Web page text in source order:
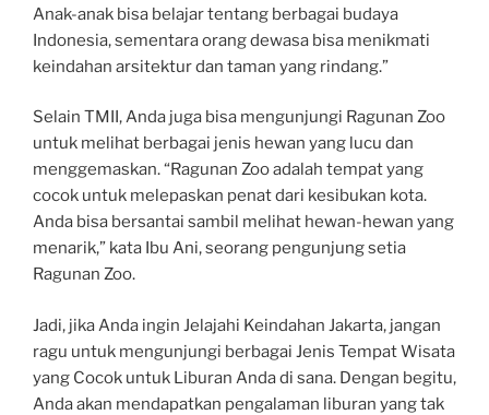
Anak-anak bisa belajar tentang berbagai budaya
Indonesia, sementara orang dewasa bisa menikmati
keindahan arsitektur dan taman yang rindang.”
Selain TMII, Anda juga bisa mengunjungi Ragunan Zoo
untuk melihat berbagai jenis hewan yang lucu dan
menggemaskan. “Ragunan Zoo adalah tempat yang
cocok untuk melepaskan penat dari kesibukan kota.
Anda bisa bersantai sambil melihat hewan-hewan yang
menarik,” kata Ibu Ani, seorang pengunjung setia
Ragunan Zoo.
Jadi, jika Anda ingin Jelajahi Keindahan Jakarta, jangan
ragu untuk mengunjungi berbagai Jenis Tempat Wisata
yang Cocok untuk Liburan Anda di sana. Dengan begitu,
Anda akan mendapatkan pengalaman liburan yang tak